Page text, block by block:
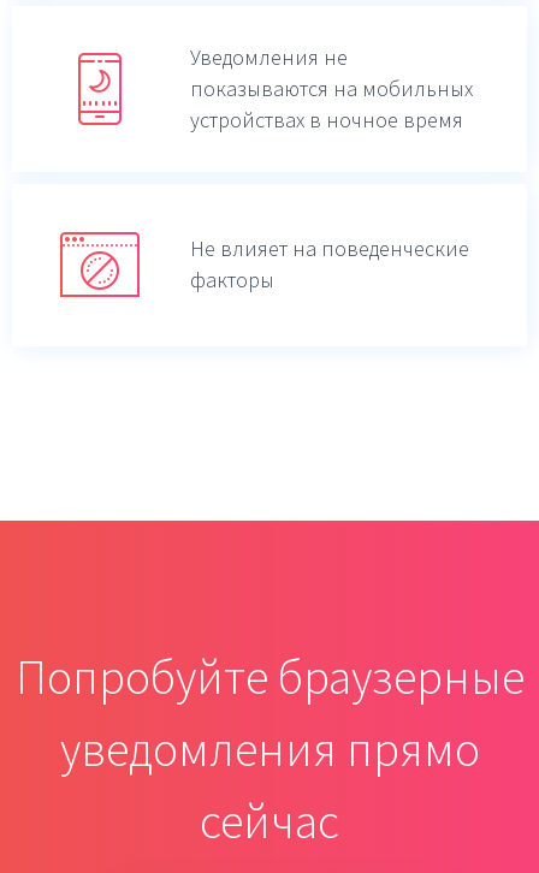
Уведомления не
показываются на мобильных
устройствах в ночное время
Не влияет на поведенческие
факторы
Попробуйте браузерные
уведомления прямо
сейчас